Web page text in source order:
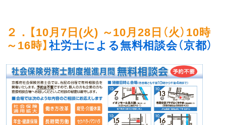
２．【10月7日(火) ～10月28日（火）10時
～16時】 社労士による無料相談会（京都）